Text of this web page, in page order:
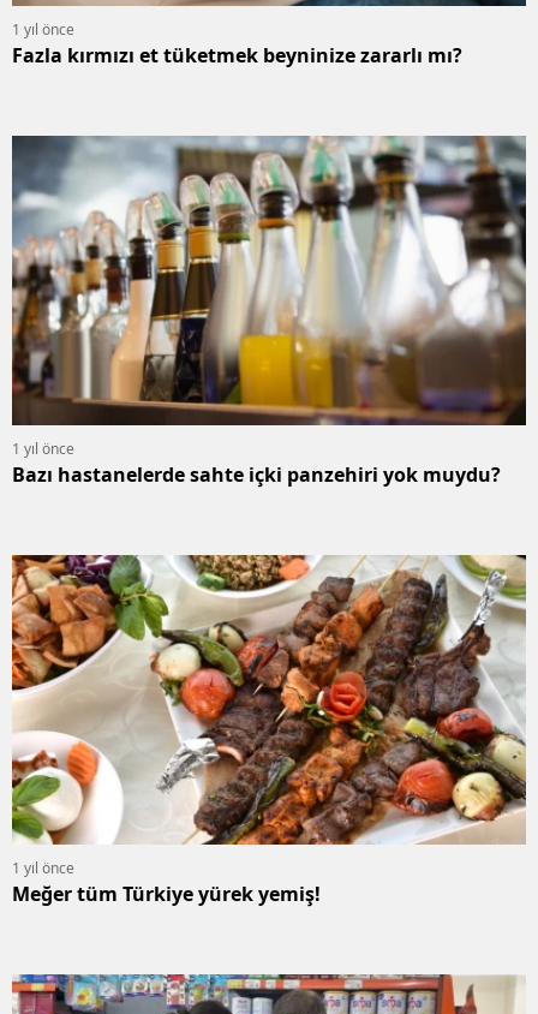
1 yıl önce
Fazla kırmızı et tüketmek beyninize zararlı mı?
1 yıl önce
Bazı hastanelerde sahte içki panzehiri yok muydu?
1 yıl önce
Meğer tüm Türkiye yürek yemiş!